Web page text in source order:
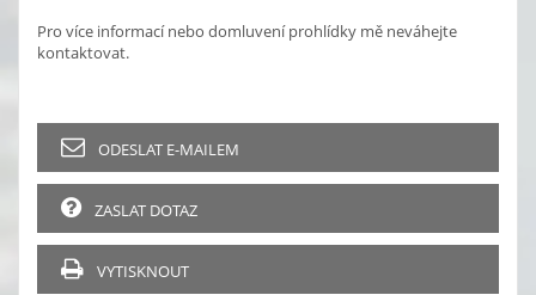
Pro více informací nebo domluvení prohlídky mě neváhejte
kontaktovat.
ODESLAT E-MAILEM
ZASLAT DOTAZ
VYTISKNOUT